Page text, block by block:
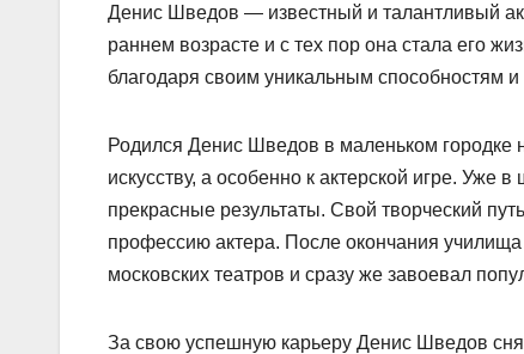
Денис Шведов — известный и талантливый
раннем возрасте и с тех пор она стала его
благодаря своим уникальным способностям и
Родился Денис Шведов в маленьком городке
искусству, а особенно к актерской игре. Уже
прекрасные результаты. Свой творческий
профессию актера. После окончания
московских театров и сразу же завоевал
За свою успешную карьеру Денис Шведов